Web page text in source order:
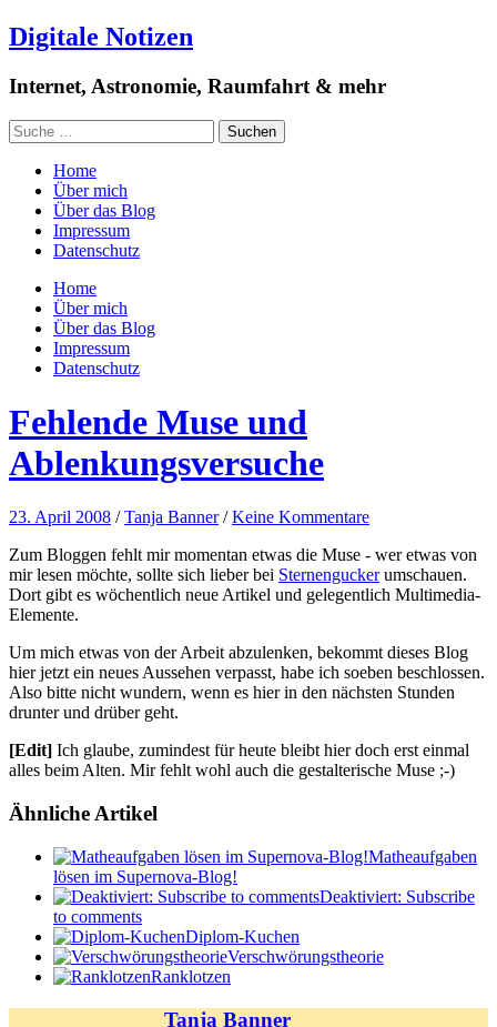
Digitale Notizen
Internet, Astronomie, Raumfahrt & mehr
Home
Über mich
Über das Blog
Impressum
Datenschutz
Home
Über mich
Über das Blog
Impressum
Datenschutz
Fehlende Muse und
Ablenkungsversuche
23. April 2008 /Tanja Banner /Keine Kommentare
Zum Bloggen fehlt mir momentan etwas die Muse - wer etwas von
mir lesen möchte, sollte sich lieber bei Sternenguckerumschauen.
Dort gibt es wöchentlich neue Artikel und gelegentlich Multimedia-
Elemente.
Um mich etwas von der Arbeit abzulenken, bekommt dieses Blog
hier jetzt ein neues Aussehen verpasst, habe ich soeben beschlossen.
Also bitte nicht wundern, wenn es hier in den nächsten Stunden
drunter und drüber geht.
[Edit] Ich glaube, zumindest für heute bleibt hier doch erst einmal
alles beim Alten. Mir fehlt wohl auch die gestalterische Muse ;-)
Ähnliche Artikel
Matheaufgaben
lösen im Supernova-Blog!
Deaktiviert: Subscribe
to comments
Diplom-Kuchen
Verschwörungstheorie
Ranklotzen
Tanja Banner